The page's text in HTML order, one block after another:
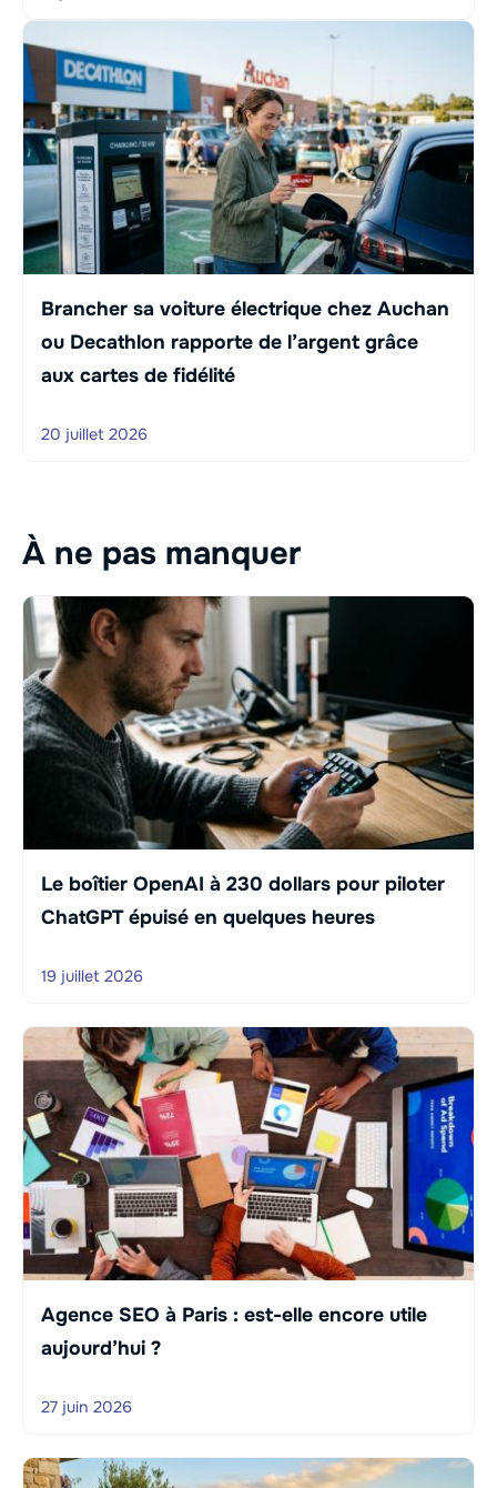
Brancher sa voiture électrique chez Auchan
ou Decathlon rapporte de l’argent grâce
aux cartes de fidélité
20 juillet 2026
À ne pas manquer
Le boîtier OpenAI à 230 dollars pour piloter
ChatGPT épuisé en quelques heures
19 juillet 2026
Agence SEO à Paris : est-elle encore utile
aujourd’hui ?
27 juin 2026